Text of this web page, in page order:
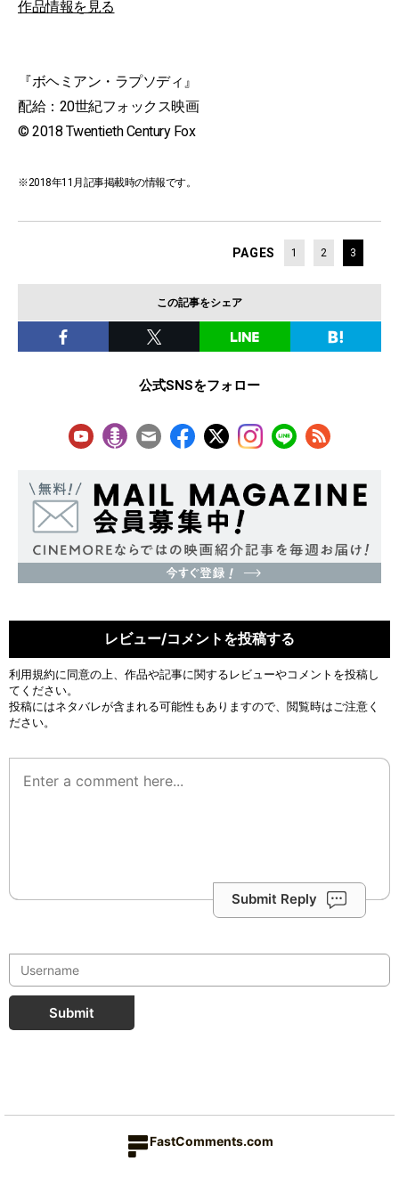
作品情報を見る
『ボヘミアン・ラプソディ』
配給：20世紀フォックス映画
© 2018 Twentieth Century Fox
※2018年11月記事掲載時の情報です。
PAGES 1 2 3
この記事をシェア
公式SNSをフォロー
レビュー/コメントを投稿する
利用規約に同意の上、作品や記事に関するレビューやコメントを投稿し
てください。
投稿にはネタバレが含まれる可能性もありますので、閲覧時はご注意く
ださい。
Submit Reply
Submit
FastComments.com